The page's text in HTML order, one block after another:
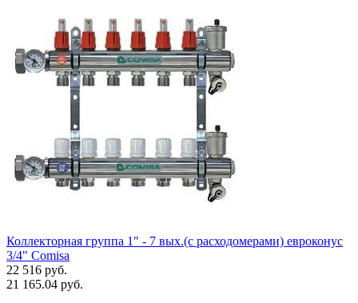
Коллекторная группа 1" - 7 вых.(с расходомерами) евроконус
3/4" Comisa
22 516 руб.
21 165.04 руб.